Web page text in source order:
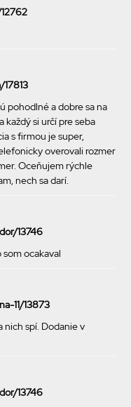
pohodlné a dobre sa na
každý si určí pre seba
s firmou je super,
overovali rozmer
Oceňujem rýchle
nech sa darí.
13746
ocakaval
11/13873
nich spí. Dodanie v
13746